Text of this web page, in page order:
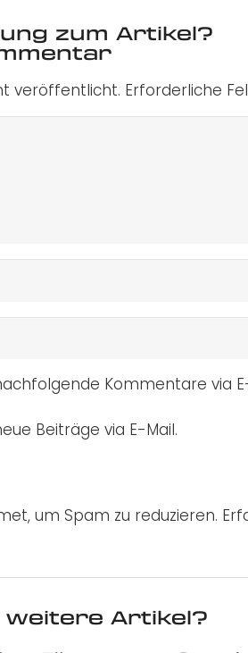
zum Artikel?
veröffentlicht. Erforderliche
Kommentare via
Beiträge via E-Mail.
um Spam zu reduzieren.
weitere Artikel?